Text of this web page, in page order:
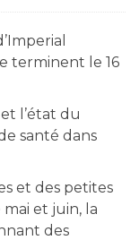
terminent le 16
l’état du
santé dans
et des petites
et juin, la
des